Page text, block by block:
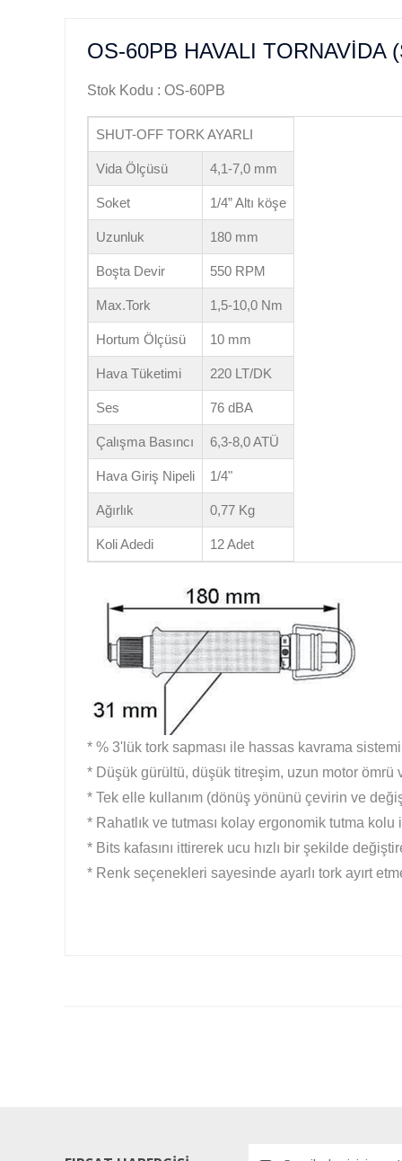
OS-60PB HAVALI TORNAVİDA
Stok Kodu : OS-60PB
SHUT-OFF TORK AYARLI
Vida Ölçüsü 4,1-7,0 mm
Soket 1/4” Altı köşe
Uzunluk 180 mm
Boşta Devir 550 RPM
Max.Tork 1,5-10,0 Nm
Hortum Ölçüsü 10 mm
Hava Tüketimi 220 LT/DK
Ses 76 dBA
Çalışma Basıncı 6,3-8,0 ATÜ
Hava Giriş Nipeli 1/4"
Ağırlık 0,77 Kg
Koli Adedi 12 Adet
* % 3'lük tork sapması ile hassas kavrama
* Düşük gürültü, düşük titreşim, uzun motor ömrü
* Tek elle kullanım (dönüş yönünü çevirin ve
* Rahatlık ve tutması kolay ergonomik tutma kolu
* Bits kafasını ittirerek ucu hızlı bir şekilde
* Renk seçenekleri sayesinde ayarlı tork ayırt